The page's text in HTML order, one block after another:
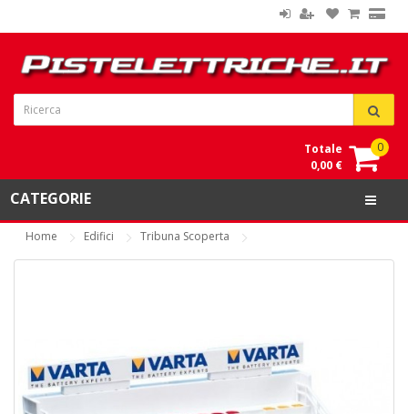
0
Totale
0,00 €
CATEGORIE
Home Edifici Tribuna Scoperta